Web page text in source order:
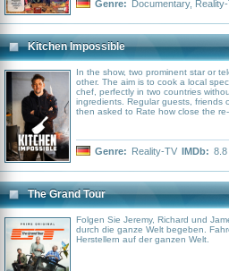
Genre: Documentary,
Kitchen Impossible
In the show, two prominent star or
other. The aim is to cook a local
chef, perfectly in two countries
ingredients. Regular guests, friends
then asked to Rate how close the
Genre: Reality-TV IMDb: 8.8
The Grand Tour
Folgen Sie Jeremy, Richard und
durch die ganze Welt begeben.
Herstellern auf der ganzen Welt.